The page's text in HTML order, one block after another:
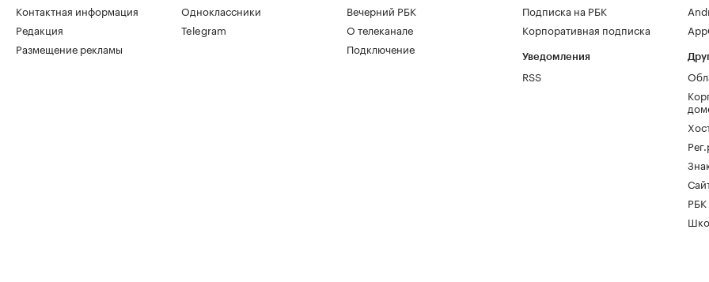
Контактная информация
Редакция
Размещение рекламы
Одноклассники
Telegram
Вечерний РБК
О телеканале
Подключение
Подписка на РБК
Корпоративная подписка
Уведомления
RSS